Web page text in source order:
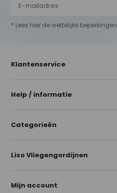
* Lees hier de wettelijke beperkingen
Klantenservice
Help / informatie
Categorieën
Liso Vliegengordijnen
Mijn account